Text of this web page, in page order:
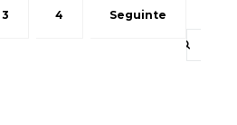
3 4 Seguinte